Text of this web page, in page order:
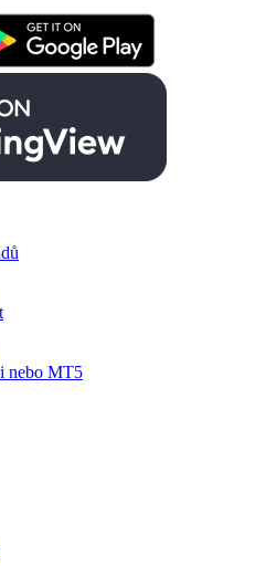
nebo MT5